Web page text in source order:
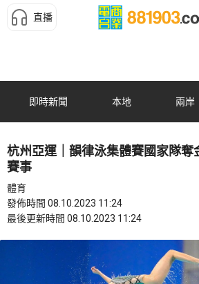
直播
即時新聞 本地 兩岸
杭州亞運｜韻律泳集體賽國家隊
賽事
體育
發佈時間 08.10.2023 11:24
最後更新時間 08.10.2023 11:24